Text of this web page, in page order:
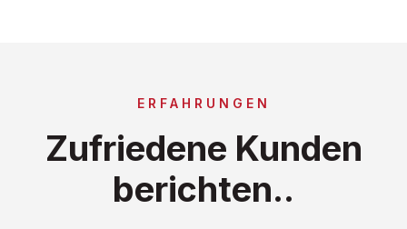
ERFAHRUNGEN
Zufriedene Kunden
berichten..